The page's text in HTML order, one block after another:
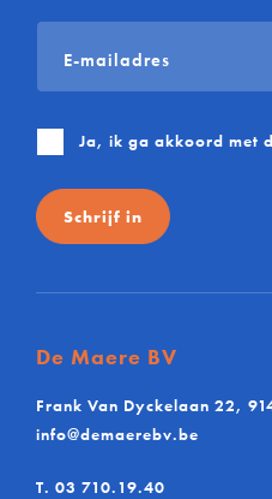
E-
mailadres
Ja, ik ga akkoord met
Schrijf in
De Maere BV
Frank Van Dyckelaan 22,
info@demaerebv.be
T. 03 710.19.40